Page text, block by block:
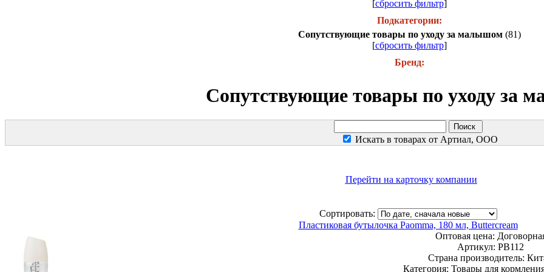
[сбросить фильтр]
Подкатегории:
Сопутствующие товары по уходу за малышом (81)
[сбросить фильтр]
Бренд:
Сопутствующие товары по уходу за
Искать в товарах от Артиал, ООО
Перейти на карточку компании
Сортировать:
Пластиковая бутылочка Paomma, 180 мл, Buttercream
Оптовая цена:
Артикул: PB112
Страна производитель:
Категория: Товары для